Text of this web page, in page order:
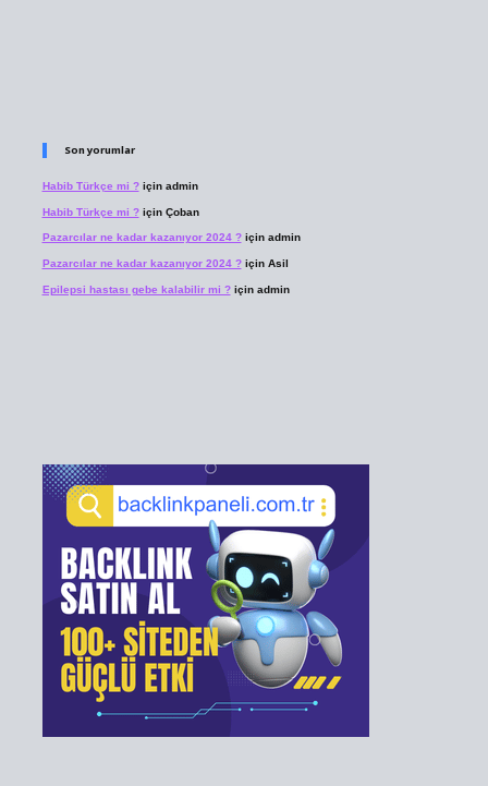
Son yorumlar
Habib Türkçe mi ?için admin
Habib Türkçe mi ?için Çoban
Pazarcılar ne kadar kazanıyor 2024 ?için admin
Pazarcılar ne kadar kazanıyor 2024 ?için Asil
Epilepsi hastası gebe kalabilir mi ?için admin